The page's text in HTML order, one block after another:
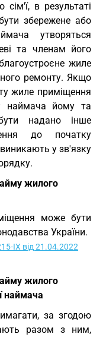
в результаті
збережене або
утворяться
та членам його
жиле
ремонту. Якщо
жиле приміщення
наймача йому та
надано інше
до початку
у зв'язку
жилого
може бути
України.
IX від 21.04.2022
жилого
наймача
за згодою
разом з ним,